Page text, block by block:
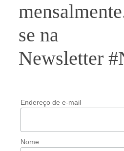
se na
Newsletter
Endereço de e-mail
Nome